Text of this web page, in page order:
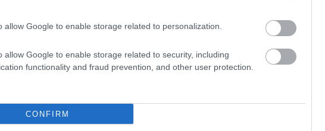
allow Google to enable storage related to personalization.
allow Google to enable storage related to security, including
functionality and fraud prevention, and other user protection.
CONFIRM
CUCHO